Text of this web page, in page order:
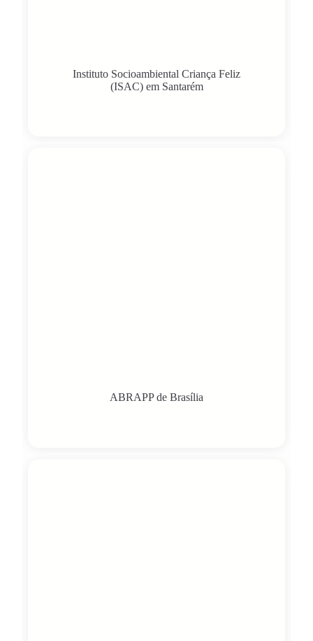
Instituto Socioambiental Criança Feliz
(ISAC) em Santarém
ABRAPP de Brasília